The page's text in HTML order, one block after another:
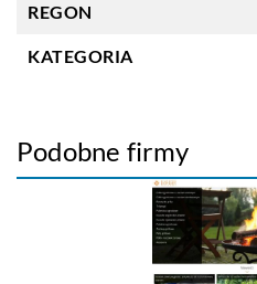
REGON
KATEGORIA
Podobne firmy